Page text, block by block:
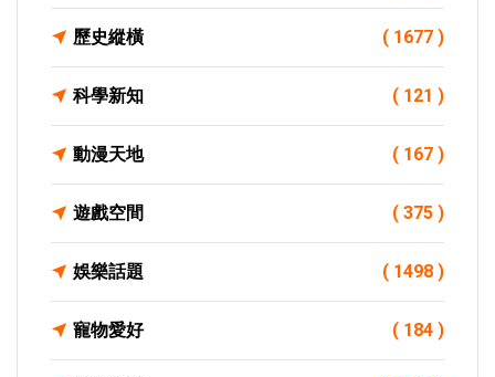
歷史縱橫 ( 1677 )
科學新知 ( 121 )
動漫天地 ( 167 )
遊戲空間 ( 375 )
娛樂話題 ( 1498 )
寵物愛好 ( 184 )